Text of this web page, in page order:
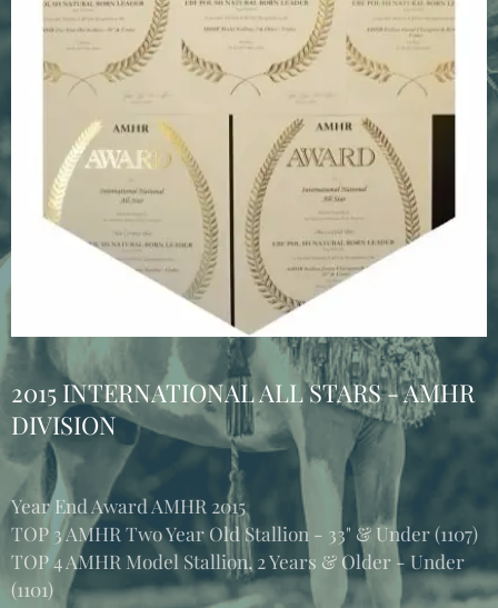
2015 INTERNATIONAL ALL STARS - AMHR
DIVISION
Year End Award AMHR 2015
TOP 3 AMHR Two Year Old Stallion - 33" & Under (1107)
TOP 4 AMHR Model Stallion, 2 Years & Older - Under
(1101)